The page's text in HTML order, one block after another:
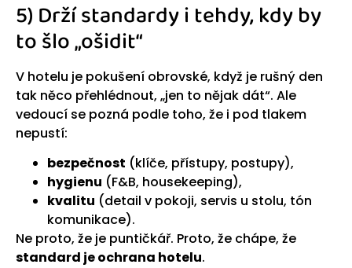
5) Drží standardy i tehdy, kdy by
to šlo „ošidit“
V hotelu je pokušení obrovské, když je rušný den
tak něco přehlédnout, „jen to nějak dát“. Ale
vedoucí se pozná podle toho, že i pod tlakem
nepustí:
bezpečnost (klíče, přístupy, postupy),
hygienu (F&B, housekeeping),
kvalitu (detail v pokoji, servis u stolu, tón
komunikace).
Ne proto, že je puntičkář. Proto, že chápe, že
standard je ochrana hotelu.